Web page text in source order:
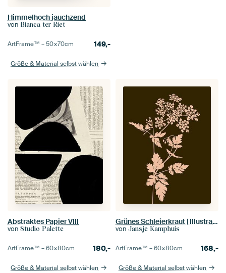
Himmelhoch jauchzend
von Bianca ter Riet
ArtFrame™ –50×70cm 149,-
Größe & Material selbst wählen
Abstraktes Papier VIII
von Studio Palette
ArtFrame™ –60×80cm 180,-
Größe & Material selbst wählen
Grünes Schleierkraut | Illustration | Pflanze
von Jansje Kamphuis
ArtFrame™ –60×80cm 168,-
Größe & Material selbst wählen